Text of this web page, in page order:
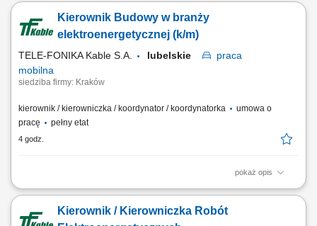
przedstawicielami inwestycji i kierownictwem budowy. Kontrola jakości
wykonania oraz terminowości prowadzonych robót. Udział w pracach
Kierownik Budowy w branży
elektroenergetycznej (k/m)
TELE-FONIKA Kable S.A. lubelskie
praca
mobilna
siedziba firmy: Kraków
kierownik / kierowniczka / koordynator / koordynatorka
umowa o
pracę
pełny etat
4 godz.
pokaż opis
Miejsce pracy stacjonarnej: Kraków lub Myślenice oraz budowy na
obowiązków Pełnienie funkcji Kierownika Budowy podczas realizacji
Kierownik / Kierowniczka Robót